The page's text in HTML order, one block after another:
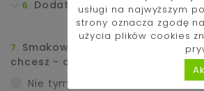
Dodatki Exclusive i Sery
Smakowało Ci i zamawiasz
chcesz - dorzuć napiwek dla
Nie tym razem
usługi na najwyższym
strony oznacza zgodę
użycia plików cookies